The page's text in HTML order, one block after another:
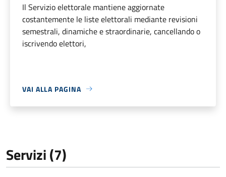
Il Servizio elettorale mantiene aggiornate
costantemente le liste elettorali mediante revisioni
semestrali, dinamiche e straordinarie, cancellando o
iscrivendo elettori,
VAI ALLA PAGINA
Servizi (7)